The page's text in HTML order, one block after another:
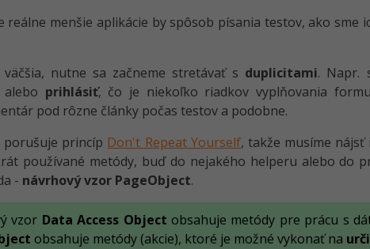
reálne menšie aplikácie by spôsob písania testov, ako sme
nutne sa začneme stretávať s duplicitami. Napr.
prihlásiť, čo je niekoľko riadkov vyplňovania
pod rôzne články počas testov a podobne.
princíp Don't Repeat Yourself, takže musíme
používané metódy, buď do nejakého helperu alebo do
- návrhový vzor PageObject.
vzor Data Access Object obsahuje metódy pre prácu s
obsahuje metódy (akcie), ktoré je možné vykonať na